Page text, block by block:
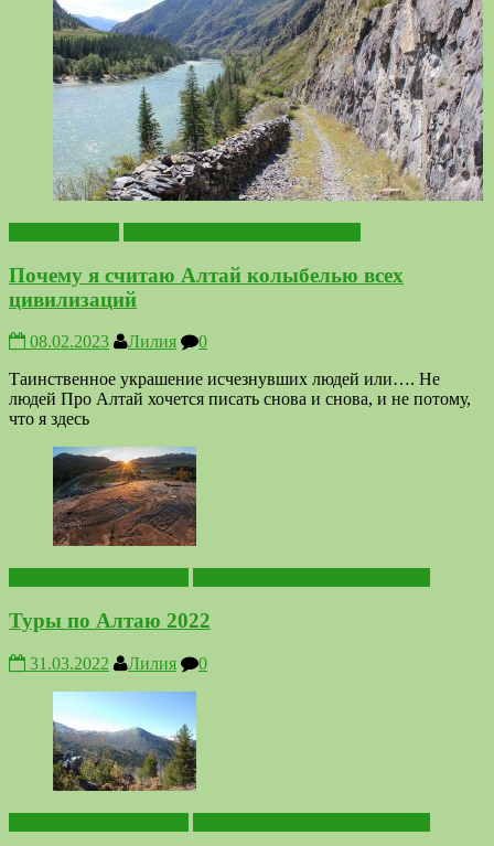
Почему я считаю Алтай колыбелью всех
цивилизаций
08.02.2023 Лилия
0
Таинственное украшение исчезнувших людей или…. Не
людей Про Алтай хочется писать снова и снова, и не потому,
что я здесь
Туры по Алтаю 2022
31.03.2022 Лилия 0